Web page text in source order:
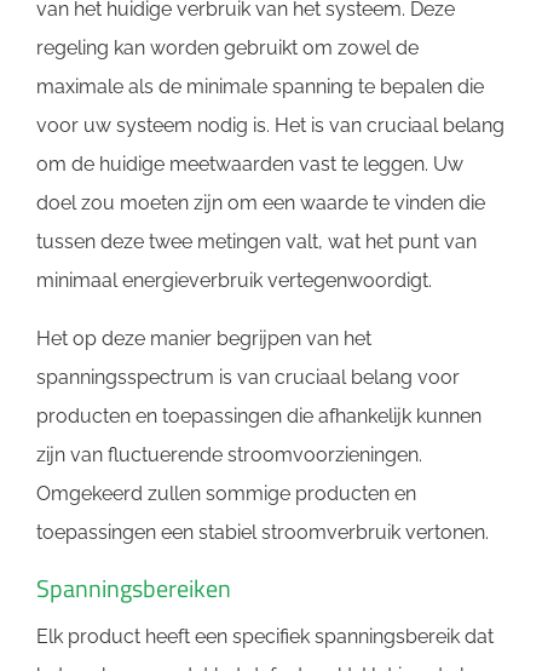
van het huidige verbruik van het systeem. Deze
regeling kan worden gebruikt om zowel de
maximale als de minimale spanning te bepalen die
voor uw systeem nodig is. Het is van cruciaal belang
om de huidige meetwaarden vast te leggen. Uw
doel zou moeten zijn om een ​​waarde te vinden die
tussen deze twee metingen valt, wat het punt van
minimaal energieverbruik vertegenwoordigt.
Het op deze manier begrijpen van het
spanningsspectrum is van cruciaal belang voor
producten en toepassingen die afhankelijk kunnen
zijn van fluctuerende stroomvoorzieningen.
Omgekeerd zullen sommige producten en
toepassingen een stabiel stroomverbruik vertonen.
Spanningsbereiken
Elk product heeft een specifiek spanningsbereik dat